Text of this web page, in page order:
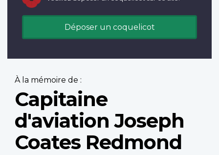
Déposer un coquelicot
À la mémoire de :
Capitaine
d'aviation Joseph
Coates Redmond